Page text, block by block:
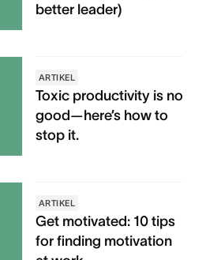
better leader)
ARTIKEL
Toxic productivity is no
good—here’s how to
stop it.
ARTIKEL
Get motivated: 10 tips
for finding motivation